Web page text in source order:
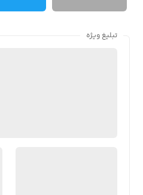
تبلیغ ویژه